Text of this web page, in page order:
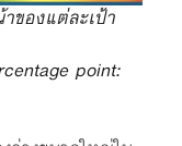
ของแต่ละเป้า
point: